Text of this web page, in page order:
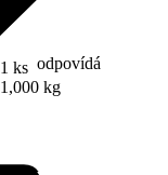
1 ks odpovídá
1,000 kg